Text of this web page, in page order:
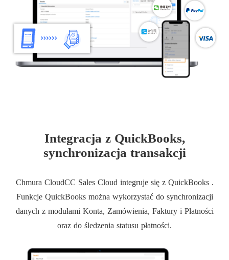
Integracja z QuickBooks,
synchronizacja transakcji
Chmura CloudCC Sales Cloud integruje się z QuickBooks .
Funkcje QuickBooks można wykorzystać do synchronizacji
danych z modułami Konta, Zamówienia, Faktury i Płatności
oraz do śledzenia statusu płatności.